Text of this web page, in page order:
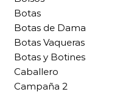
Botas
Botas de Dama
Botas Vaqueras
Botas y Botines
Caballero
Campaña 2